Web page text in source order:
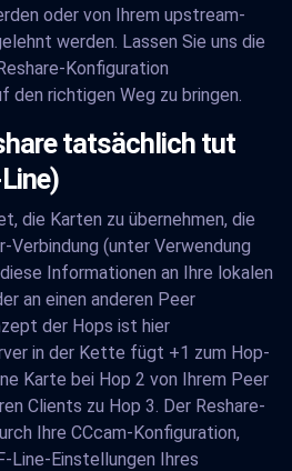
oder von Ihrem upstream-
werden. Lassen Sie uns die
Konfiguration
den richtigen Weg zu bringen.
tatsächlich tut
die Karten zu übernehmen, die
Verbindung (unter Verwendung
Informationen an Ihre lokalen
an einen anderen Peer
der Hops ist hier
in der Kette fügt +1 zum Hop-
Karte bei Hop 2 von Ihrem Peer
Clients zu Hop 3. Der Reshare-
Ihre CCcam-Konfiguration,
Line-Einstellungen Ihres